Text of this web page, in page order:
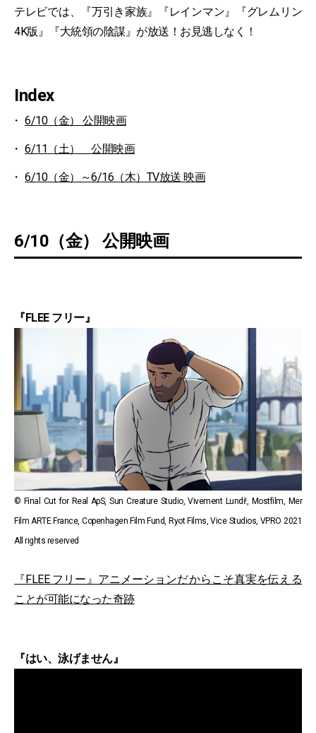
テレビでは、『万引き家族』『レインマン』『グレムリン
4K版』『大統領の陰謀』が放送！お見逃しなく！
Index
6/10（金） 公開映画
6/11（土） 公開映画
6/10（金）～6/16（木）TV放送 映画
6/10（金） 公開映画
『FLEE フリー』
© Final Cut for Real ApS, Sun Creature Studio, Vivement Lundi!, Mostfilm, Mer
Film ARTE France, Copenhagen Film Fund, Ryot Films, Vice Studios, VPRO 2021
All rights reserved
『FLEE フリー』アニメーションだからこそ真実を伝える
ことが可能になった奇跡
『はい、泳げません』